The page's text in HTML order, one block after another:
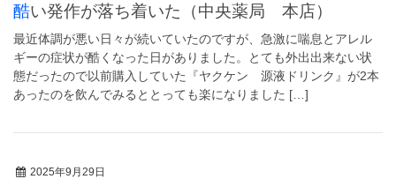
酷い発作が落ち着いた（中央薬局 本店）
最近体調が悪い日々が続いていたのですが、急激に喘息とアレル
ギーの症状が酷くなった日がありました。とても外出出来ない状
態だったので以前購入していた『ヤクケン 源液ドリンク』が2本
あったのを飲んでみるととっても楽になりました […]
2025年9月29日